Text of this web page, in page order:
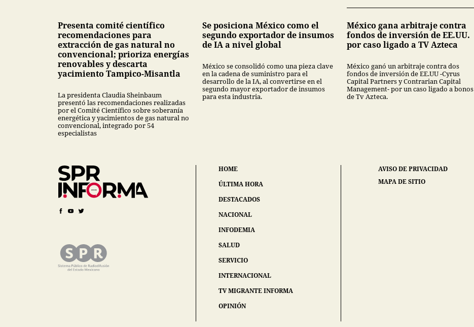
Presenta comité científico
recomendaciones para
extracción de gas natural no
convencional; prioriza energías
renovables y descarta
yacimiento Tampico-Misantla
La presidenta Claudia Sheinbaum
presentó las recomendaciones realizadas
por el Comité Científico sobre soberanía
energética y yacimientos de gas natural no
convencional, integrado por 54
especialistas
Se posiciona México como el
segundo exportador de insumos
de IA a nivel global
México se consolidó como una pieza clave
en la cadena de suministro para el
desarrollo de la IA, al convertirse en el
segundo mayor exportador de insumos
para esta industria.
México gana arbitraje contra
fondos de inversión de EE.UU.
por caso ligado a TV Azteca
México ganó un arbitraje contra dos
fondos de inversión de EE.UU -Cyrus
Capital Partners y Contrarian Capital
Management- por un caso ligado a bonos
de Tv Azteca.
HOME
ÚLTIMA HORA
DESTACADOS
NACIONAL
INFODEMIA
SALUD
SERVICIO
INTERNACIONAL
TV MIGRANTE INFORMA
OPINIÓN
AVISO DE PRIVACIDAD
MAPA DE SITIO